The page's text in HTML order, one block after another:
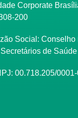
Corporate
200
Social: Conselho
de Saúde
00.718.205/